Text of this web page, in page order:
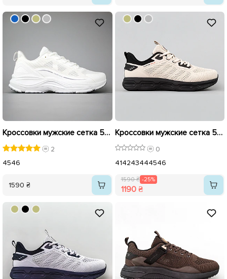
Кроссовки мужские сетка 594396 Белые
2
4546
1590 ₴
Кроссовки мужские сетка 595083 Бежевый распродажа
0
414243444546
1590 ₴ -25%
1190 ₴